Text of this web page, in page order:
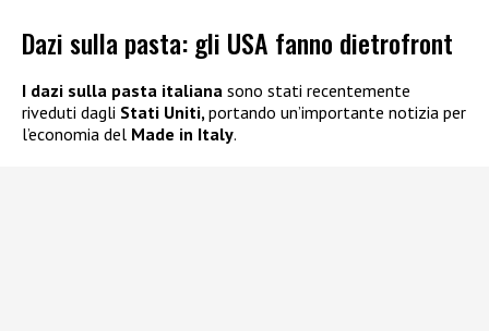
Dazi sulla pasta: gli USA fanno dietrofront
I dazi sulla pasta italiana sono stati recentemente
riveduti dagli Stati Uniti, portando un’importante notizia per
l’economia del Made in Italy.